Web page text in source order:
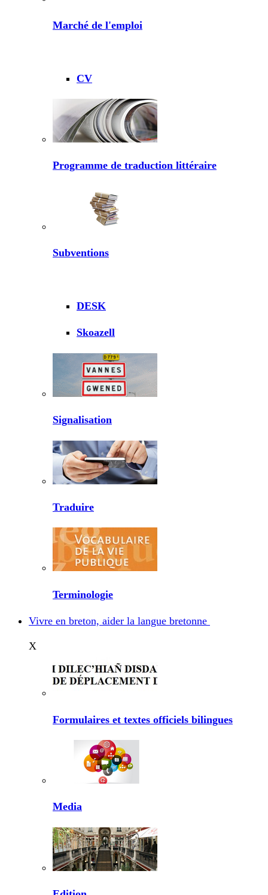
Marché de l'emploi
CV
Programme de traduction littéraire
Subventions
DESK
Skoazell
Signalisation
Traduire
Terminologie
Vivre en breton, aider la langue bretonne
X
Formulaires et textes officiels bilingues
Media